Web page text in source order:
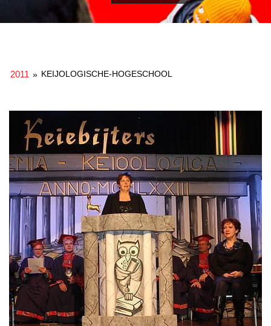
2011 » KEIJOLOGISCHE-HOGESCHOOL